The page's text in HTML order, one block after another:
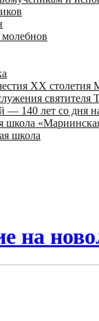
ХХ
святителя
— 140 лет со дня
школа
школа
на